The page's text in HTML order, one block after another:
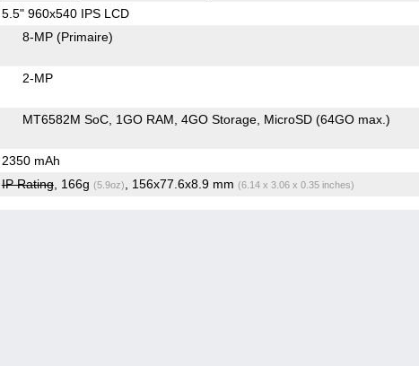
5.5" 960x540 IPS LCD
8-MP (Primaire)
2-MP
MT6582M SoC 1GO RAM 4GO Storage MicroSD (64GO max.)
2350 mAh
IP Rating, 166g (5.9oz) , 156x77.6x8.9 mm (6.14 x 3.06 x 0.35 inches)